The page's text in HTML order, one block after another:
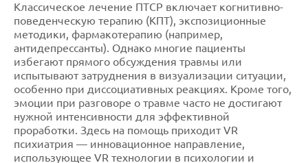
Классическое лечение ПТСР включает когнитивно-
поведенческую терапию (КПТ), экспозиционные
методики, фармакотерапию (например,
антидепрессанты). Однако многие пациенты
избегают прямого обсуждения травмы или
испытывают затруднения в визуализации ситуации,
особенно при диссоциативных реакциях. Кроме того,
эмоции при разговоре о травме часто не достигают
нужной интенсивности для эффективной
проработки. Здесь на помощь приходит VR
психиатрия — инновационное направление,
использующее VR технологии в психологии и